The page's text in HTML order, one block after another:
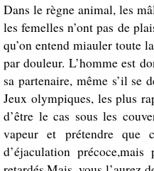
Dans le règne animal, les
les femelles n’ont pas de
qu’on entend miauler toute
par douleur. L’homme est
sa partenaire, même s’il se
Jeux olympiques, les plus
d’être le cas sous les
vapeur et prétendre que
d’éjaculation